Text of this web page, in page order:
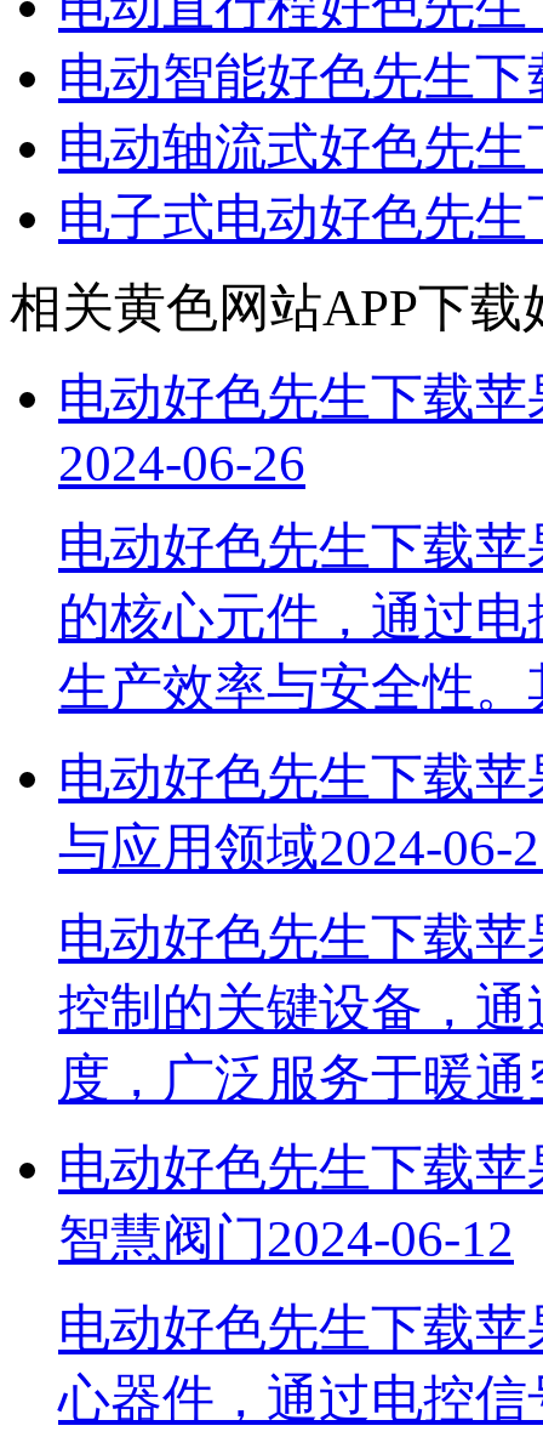
电动智能好色先生
电动轴流式好色先
电子式电动好色先
相关黄色网站APP下载
电动好色先生下载
2024-06-26
电动好色先生下载
的核心元件，通过电
生产效率与安全性
电动好色先生下载苹
与应用领域2024-06-
电动好色先生下载
控制的关键设备，
度，广泛服务于暖
电动好色先生下载苹
智慧阀门2024-06-12
电动好色先生下载
心器件，通过电控